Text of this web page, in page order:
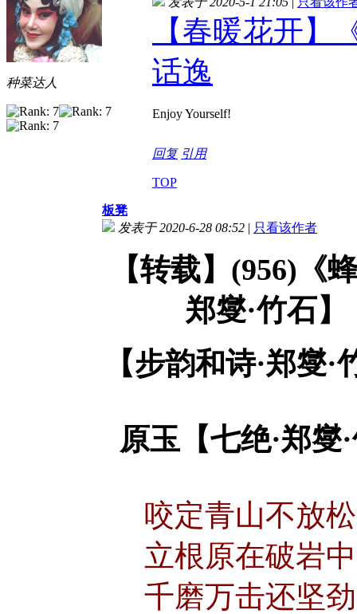
种菜达人
【春暖花开】
话逸
Enjoy Yourself!
回复 引用
TOP
板凳
发表于 2020-6-28 08:52 | 只看该作者
【转载】(956)《
郑燮·竹石
【步韵和诗·郑燮
原玉【七绝·郑燮
咬定青山不放
立根原在破岩
千磨万击还坚